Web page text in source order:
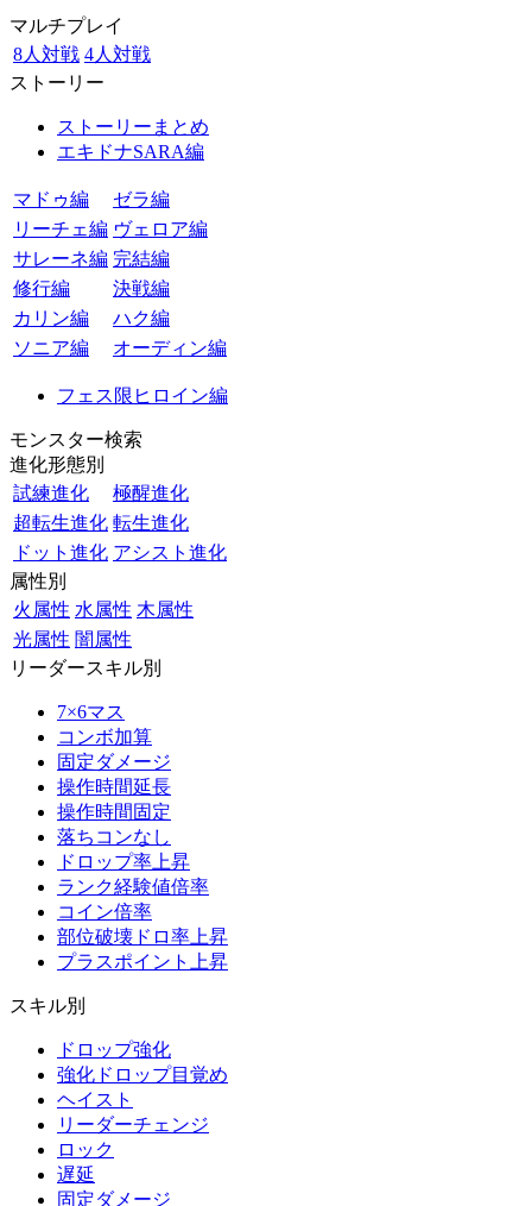
マルチプレイ
8人対戦 4人対戦
ストーリー
ストーリーまとめ
エキドナSARA編
マドゥ編
ゼラ編
リーチェ編 ヴェロア編
サレーネ編 完結編
修行編
決戦編
カリン編
ハク編
ソニア編
オーディン編
フェス限ヒロイン編
モンスター検索
進化形態別
試練進化
極醒進化
超転生進化 転生進化
ドット進化 アシスト進化
属性別
火属性 水属性 木属性
光属性 闇属性
リーダースキル別
7×6マス
コンボ加算
固定ダメージ
操作時間延長
操作時間固定
落ちコンなし
ドロップ率上昇
ランク経験値倍率
コイン倍率
部位破壊ドロ率上昇
プラスポイント上昇
スキル別
ドロップ強化
強化ドロップ目覚め
ヘイスト
リーダーチェンジ
ロック
遅延
固定ダメージ